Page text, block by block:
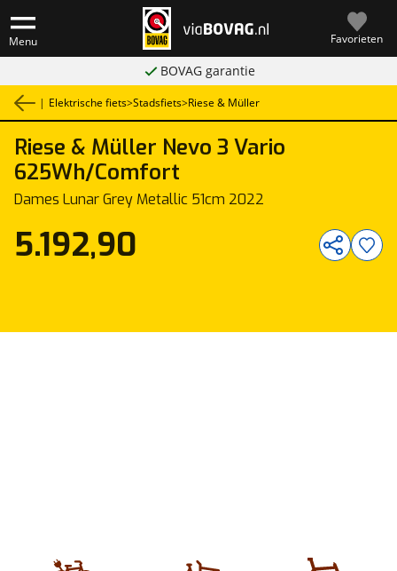
Menu Favorieten
BOVAG garantie
| Elektrische fiets>Stadsfiets>Riese & Müller
Riese & Müller Nevo 3 Vario
625Wh/Comfort
Dames Lunar Grey Metallic 51cm 2022
5.192,90